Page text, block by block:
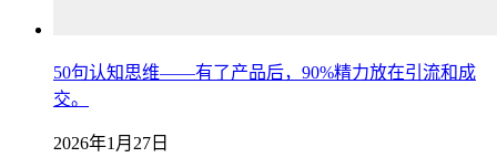
50句认知思维——有了产品后，90%精力放在引流和成
交。
2026年1月27日